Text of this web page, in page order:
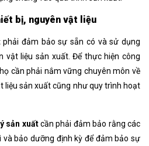
bị, nguyên vật liệu
phải đảm bảo sự sẵn có và sử dụng
vật liệu sản xuất. Để thực hiện công
cần phải nắm vững chuyên môn về
liệu sản xuất cũng như quy trình hoạt
sản xuấtcần phải đảm bảo rằng các
bảo dưỡng định kỳ để đảm bảo sự